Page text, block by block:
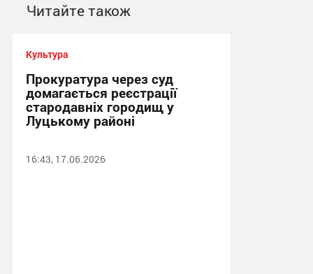
Читайте також
Культура
Прокуратура через суд
домагається реєстрації
стародавніх городищ у
Луцькому районі
16:43, 17.06.2026